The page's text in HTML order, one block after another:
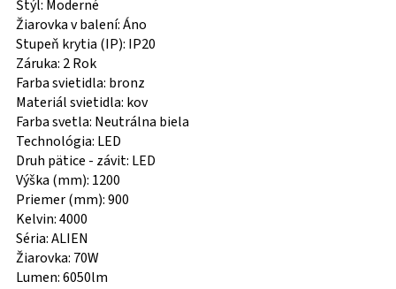
Štýl: Moderné
Žiarovka v balení: Áno
Stupeň krytia (IP): IP20
Záruka: 2 Rok
Farba svietidla: bronz
Materiál svietidla: kov
Farba svetla: Neutrálna biela
Technológia: LED
Druh pätice - závit: LED
Výška (mm): 1200
Priemer (mm): 900
Kelvin: 4000
Séria: ALIEN
Žiarovka: 70W
Lumen: 6050lm